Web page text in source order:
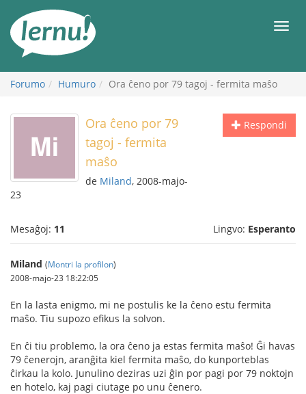
enhavo
Forumo Humuro Ora ĉeno por 79 tagoj - fermita maŝo
Respondi
Ora ĉeno por 79
tagoj - fermita
maŝo
de Miland, 2008-majo-
23
Mesaĝoj: 11 Lingvo: Esperanto
Miland (Montri la profilon)
2008-majo-23 18:22:05
En la lasta enigmo, mi ne postulis ke la ĉeno estu fermita
maŝo. Tiu supozo efikus la solvon.
En ĉi tiu problemo, la ora ĉeno ja estas fermita maŝo! Ĝi havas
79 ĉenerojn, aranĝita kiel fermita maŝo, do kunporteblas
ĉirkau la kolo. Junulino deziras uzi ĝin por pagi por 79 noktojn
en hotelo, kaj pagi ciutage po unu ĉenero.